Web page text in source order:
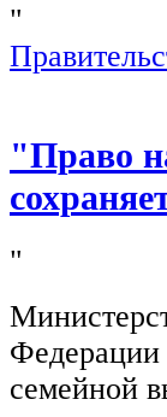
"
"Право
"
Федерации
семейной